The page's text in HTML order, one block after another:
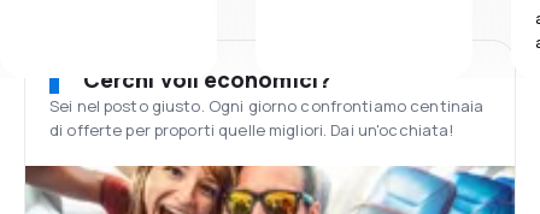
Cerchi voli economici?
Sei nel posto giusto. Ogni giorno confrontiamo centinaia
di offerte per proporti quelle migliori. Dai un'occhiata!